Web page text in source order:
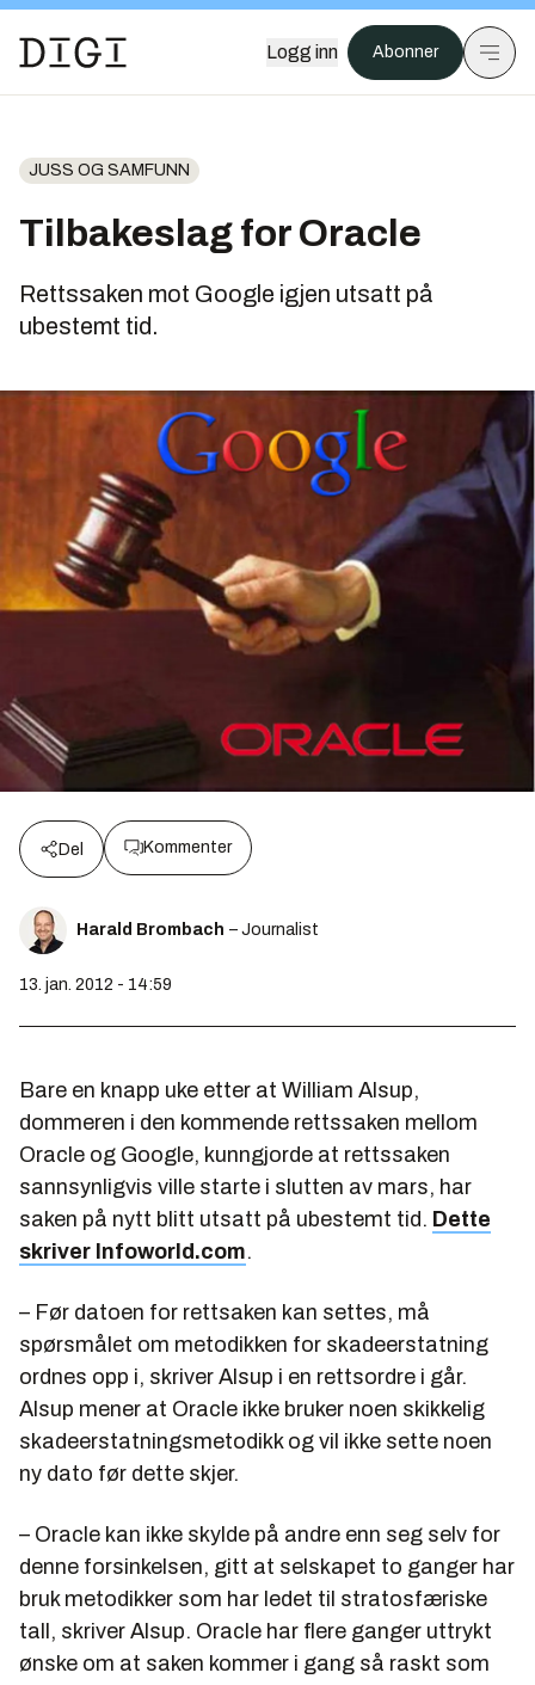
Logg inn Abonner
JUSS OG SAMFUNN
Tilbakeslag for Oracle
Rettssaken mot Google igjen utsatt på
ubestemt tid.
Del Kommenter
Harald Brombach – Journalist
13. jan. 2012 - 14:59
Bare en knapp uke etter at William Alsup,
dommeren i den kommende rettssaken mellom
Oracle og Google, kunngjorde at rettssaken
sannsynligvis ville starte i slutten av mars, har
saken på nytt blitt utsatt på ubestemt tid. Dette
skriver Infoworld.com.
– Før datoen for rettsaken kan settes, må
spørsmålet om metodikken for skadeerstatning
ordnes opp i, skriver Alsup i en rettsordre i går.
Alsup mener at Oracle ikke bruker noen skikkelig
skadeerstatningsmetodikk og vil ikke sette noen
ny dato før dette skjer.
– Oracle kan ikke skylde på andre enn seg selv for
denne forsinkelsen, gitt at selskapet to ganger har
bruk metodikker som har ledet til stratosfæriske
tall, skriver Alsup. Oracle har flere ganger uttrykt
ønske om at saken kommer i gang så raskt som